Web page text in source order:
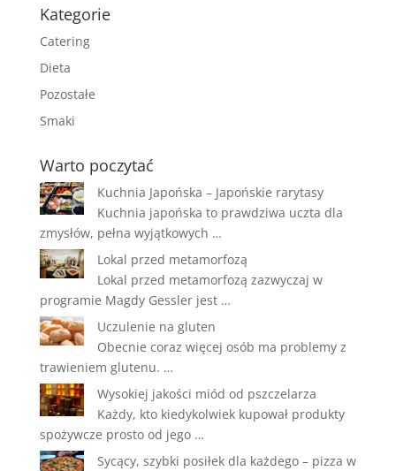
Kategorie
Catering
Dieta
Pozostałe
Smaki
Warto poczytać
Kuchnia Japońska – Japońskie rarytasy
Kuchnia japońska to prawdziwa uczta dla
zmysłów, pełna wyjątkowych …
Lokal przed metamorfozą
Lokal przed metamorfozą zazwyczaj w
programie Magdy Gessler jest …
Uczulenie na gluten
Obecnie coraz więcej osób ma problemy z
trawieniem glutenu. …
Wysokiej jakości miód od pszczelarza
Każdy, kto kiedykolwiek kupował produkty
spożywcze prosto od jego …
Sycący, szybki posiłek dla każdego – pizza w